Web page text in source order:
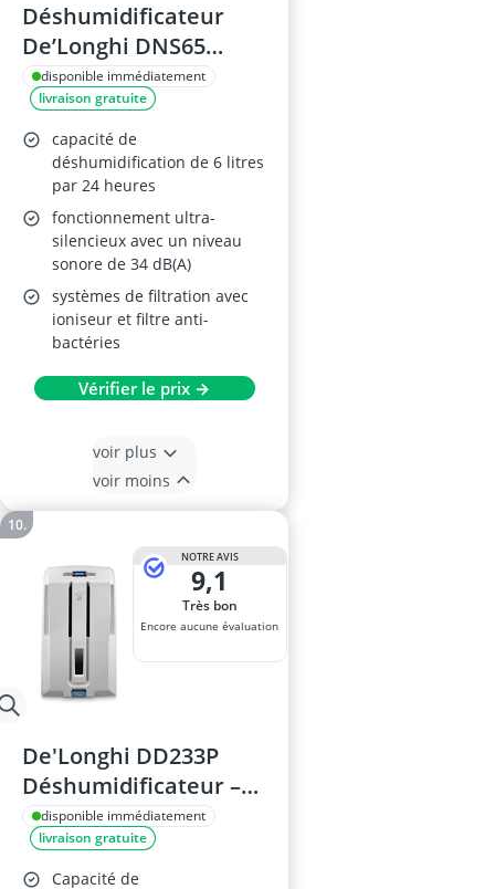
Déshumidificateur
De’Longhi DNS65
Portable
disponible immédiatement
livraison gratuite
capacité de
déshumidification de 6 litres
par 24 heures
fonctionnement ultra-
silencieux avec un niveau
sonore de 34 dB(A)
systèmes de filtration avec
ioniseur et filtre anti-
bactéries
Vérifier le prix →
voir plus
voir moins
NOTRE AVIS
9,1
Très bon
Encore aucune évaluation
De'Longhi DD233P
Déshumidificateur –
30 L/jour, écran
numérique, antigel,
indicateur de niveau
disponible immédiatement
livraison gratuite
Capacité de